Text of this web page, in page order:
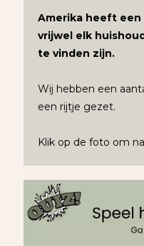
Amerika heeft een
vrijwel elk
te vinden zijn.
Wij hebben een
een rijtje gezet.
Klik op de foto om